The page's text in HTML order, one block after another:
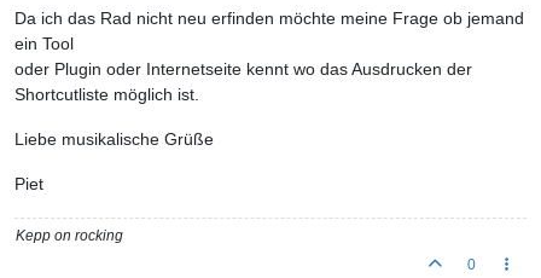
Da ich das Rad nicht neu erfinden möchte meine Frage ob jemand
ein Tool
oder Plugin oder Internetseite kennt wo das Ausdrucken der
Shortcutliste möglich ist.
Liebe musikalische Grüße
Piet
Kepp on rocking
0